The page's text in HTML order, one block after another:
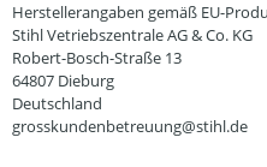
Herstellerangaben gemäß EU-
Stihl Vetriebszentrale AG & Co. KG
Robert-Bosch-Straße 13
64807 Dieburg
Deutschland
grosskundenbetreuung@stihl.de